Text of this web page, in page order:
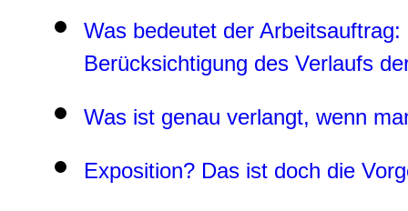
Was bedeutet der
Berücksichtigung des Verlaufs
Was ist genau verlangt, wenn
Exposition? Das ist doch die